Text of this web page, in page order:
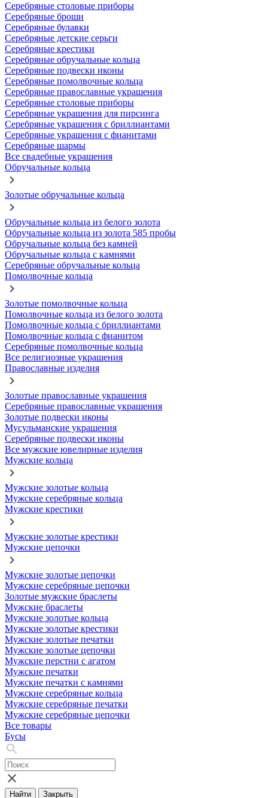
Серебряные столовые приборы
Серебряные броши
Серебряные булавки
Серебряные детские серьги
Серебряные крестики
Серебряные обручальные кольца
Серебряные подвески иконы
Серебряные помолвочные кольца
Серебряные православные украшения
Серебряные столовые приборы
Серебряные украшения для пирсинга
Серебряные украшения с бриллиантами
Серебряные украшения с фианитами
Серебряные шармы
Все свадебные украшения
Обручальные кольца
Золотые обручальные кольца
Обручальные кольца из белого золота
Обручальные кольца из золота 585 пробы
Обручальные кольца без камней
Обручальные кольца с камнями
Серебряные обручальные кольца
Помолвочные кольца
Золотые помолвочные кольца
Помолвочные кольца из белого золота
Помолвочные кольца с бриллиантами
Помолвочные кольца с фианитом
Серебряные помолвочные кольца
Все религиозные украшения
Православные изделия
Золотые православные украшения
Серебряные православные украшения
Золотые подвески иконы
Мусульманские украшения
Серебряные подвески иконы
Все мужские ювелирные изделия
Мужские кольца
Мужские золотые кольца
Мужские серебряные кольца
Мужские крестики
Мужские золотые крестики
Мужские цепочки
Мужские золотые цепочки
Мужские серебряные цепочки
Золотые мужские браслеты
Мужские браслеты
Мужские золотые кольца
Мужские золотые крестики
Мужские золотые печатки
Мужские золотые цепочки
Мужские перстни с агатом
Мужские печатки
Мужские печатки с камнями
Мужские серебряные кольца
Мужские серебряные печатки
Мужские серебряные цепочки
Все товары
Бусы
Найти Закрыть